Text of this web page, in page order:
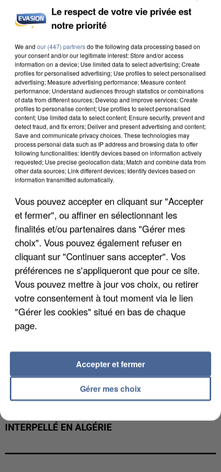
DE FAUNE SAUVAGE SONT...
L’UN DES FONDATEURS SUPPOSÉS DE LA DZ
MAFIA INTERPELLÉ EN ALGÉRIE
UN SECOND CADRE DE LA DZ MAFIA
INTERPELLÉ EN ALGÉRIE
Le respect de votre vie privée est
notre priorité
We and our (447) partnersdo the following data processing based on
your consent and/or our legitimate interest: Store and/or access
information on a device; Use limited data to select advertising; Create
profiles for personalised advertising; Use profiles to select personalised
advertising; Measure advertising performance; Measure content
performance; Understand audiences through statistics or combinations
of data from different sources; Develop and improve services; Create
profiles to personalise content; Use profiles to select personalised
content; Use limited data to select content; Ensure security, prevent and
detect fraud, and fix errors; Deliver and present advertising and content;
Save and communicate privacy choices. These technologies may
process personal data such as IP address and browsing data to offer
following functionalities: Identify devices based on information actively
requested; Use precise geolocation data; Match and combine data from
other data sources; Link different devices; Identify devices based on
information transmitted automatically.
Vous pouvez accepter en cliquant sur "Accepter
et fermer", ou affiner en sélectionnant les
finalités et/ou partenaires dans "Gérer mes
choix". Vous pouvez également refuser en
cliquant sur "Continuer sans accepter". Vos
préférences ne s'appliqueront que pour ce site.
Vous pouvez mettre à jour vos choix, ou retirer
votre consentement à tout moment via le lien
"Gérer les cookies" situé en bas de chaque
page.
Gérer mes choix
Accepter et fermer